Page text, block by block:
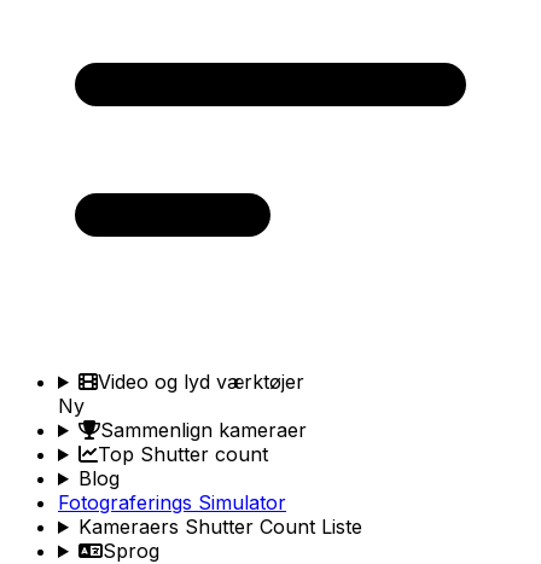
Video og lyd værktøjer
Ny
Sammenlign kameraer
Top Shutter count
Blog
Fotograferings Simulator
Kameraers Shutter Count Liste
Sprog